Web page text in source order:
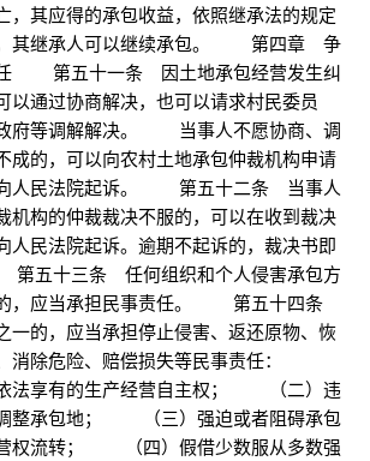
，其应得的承包收益，依照继承法的规定
，其继承人可以继续承包。 第四章 争
任 第五十一条 因土地承包经营发生纠
以通过协商解决，也可以请求村民委员
府等调解解决。 当事人不愿协商、调
成的，可以向农村土地承包仲裁机构申请
向人民法院起诉。 第五十二条 当事人
机构的仲裁裁决不服的，可以在收到裁决
人民法院起诉。逾期不起诉的，裁决书即
五十三条 任何组织和个人侵害承包方
的，应当承担民事责任。 第五十四条
一的，应当承担停止侵害、返还原物、恢
消除危险、赔偿损失等民事责任：
依法享有的生产经营自主权； （二）违
整承包地； （三）强迫或者阻碍承包
权流转； （四）假借少数服从多数强